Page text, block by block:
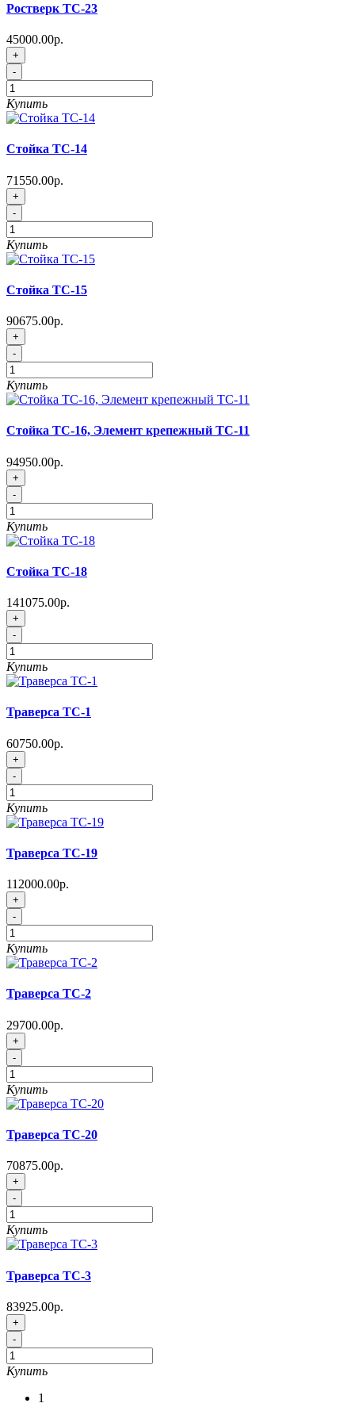
Роcтверк ТС-23
45000.00р.
+
-
Купить
Стойка ТС-14
71550.00р.
+
-
Купить
Стойка ТС-15
90675.00р.
+
-
Купить
Стойка ТС-16, Элемент крепежный ТС-11
94950.00р.
+
-
Купить
Стойка ТС-18
141075.00р.
+
-
Купить
Траверса ТC-1
60750.00р.
+
-
Купить
Траверса ТC-19
112000.00р.
+
-
Купить
Траверса ТC-2
29700.00р.
+
-
Купить
Траверса ТC-20
70875.00р.
+
-
Купить
Траверса ТC-3
83925.00р.
+
-
Купить
1